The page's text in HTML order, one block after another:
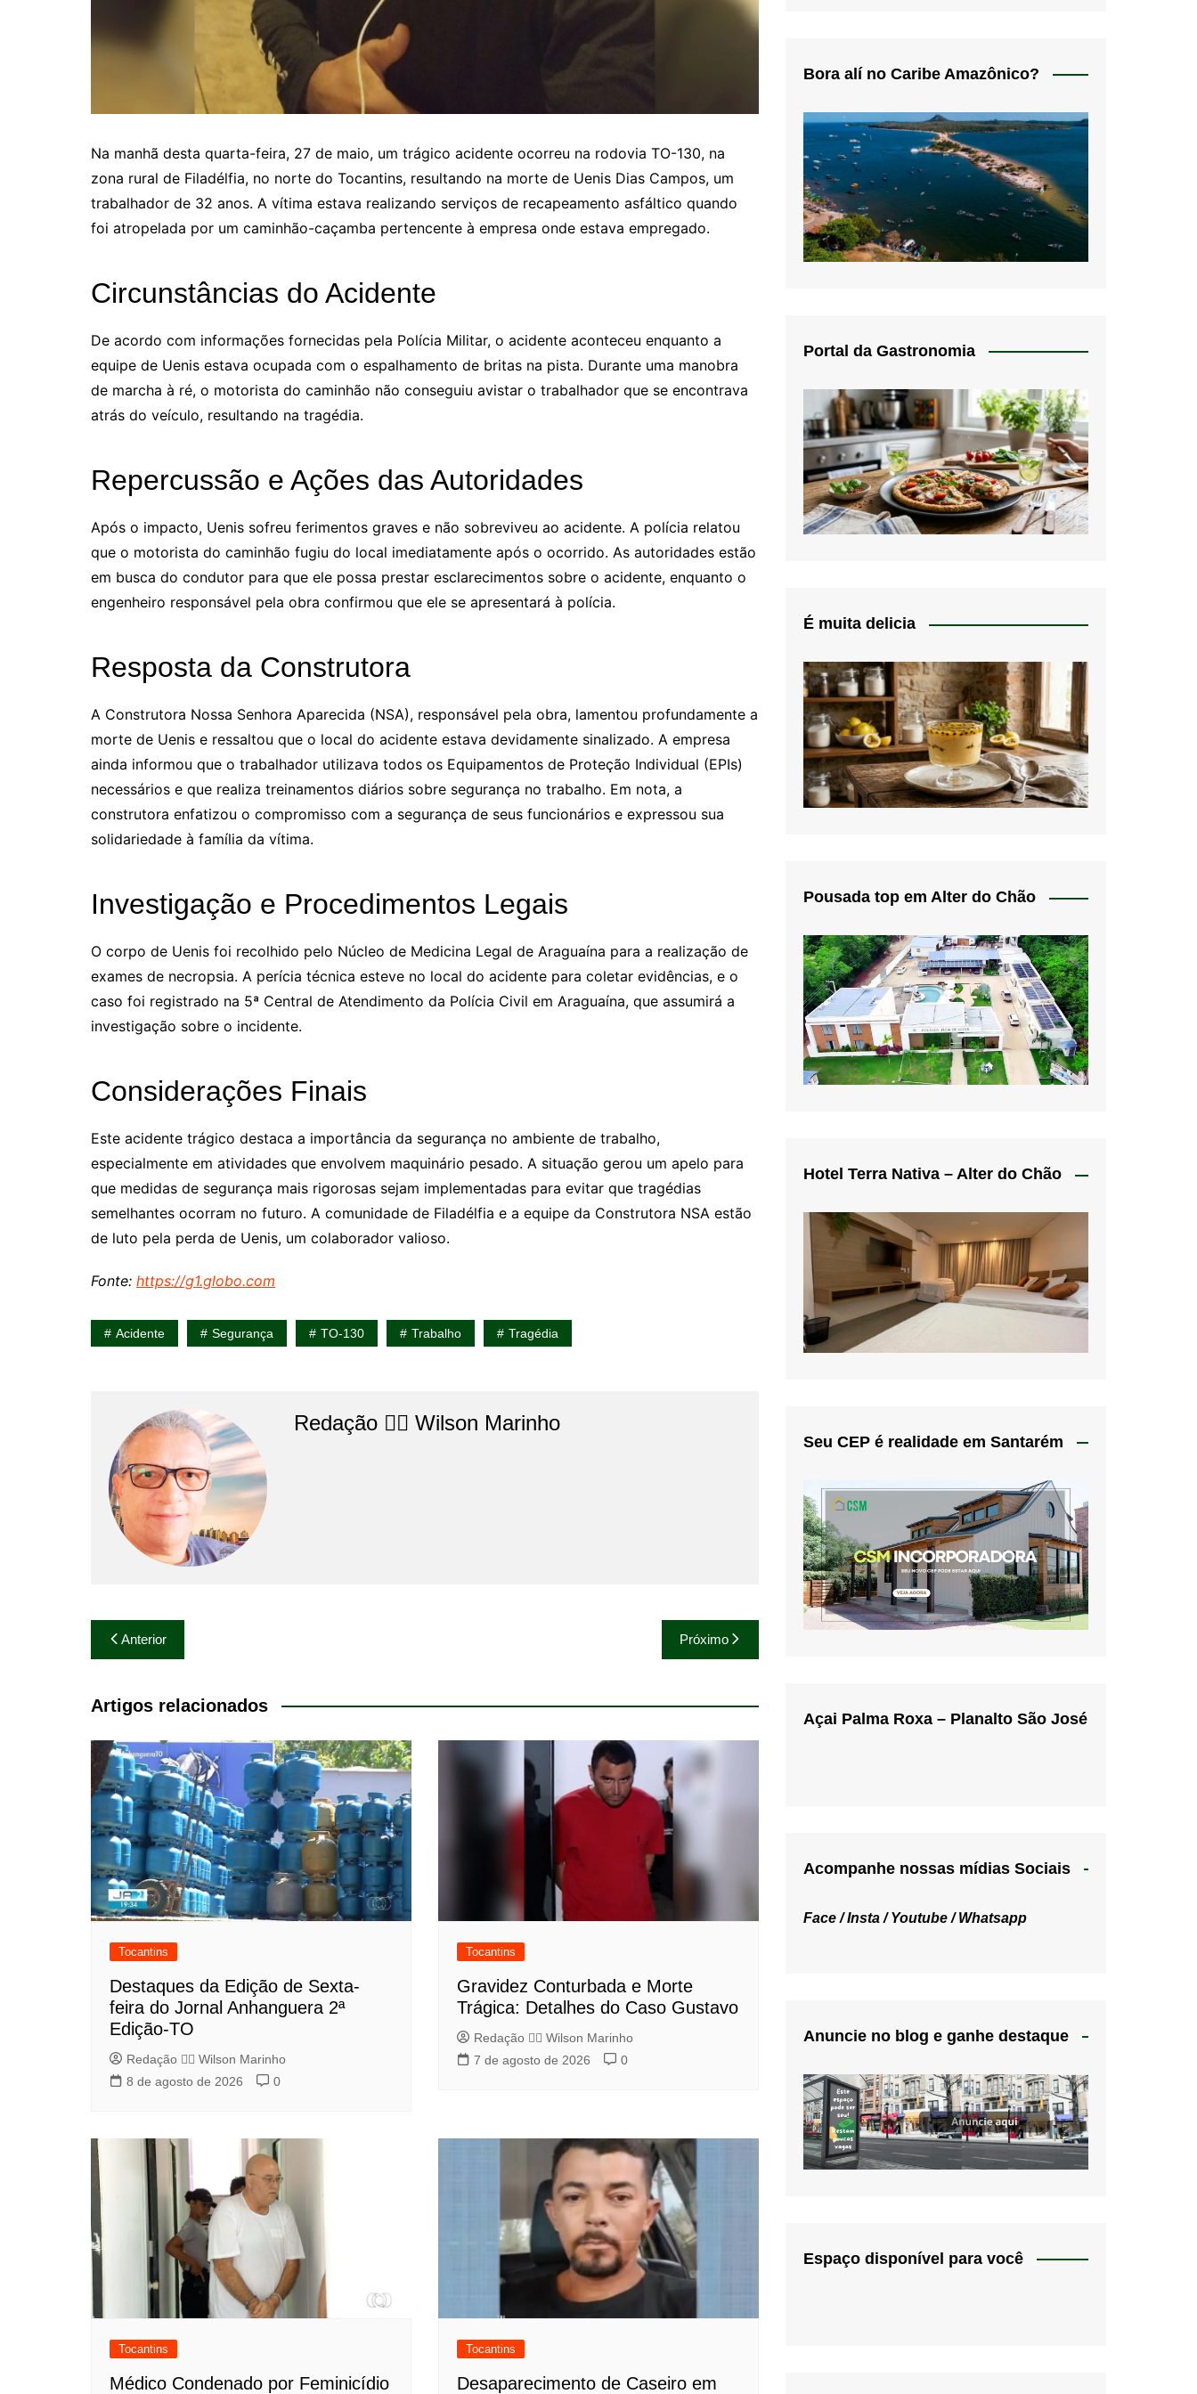
Na manhã desta quarta-feira, 27 de maio, um trágico acidente ocorreu na rodovia TO-130, na
zona rural de Filadélfia, no norte do Tocantins, resultando na morte de Uenis Dias Campos, um
trabalhador de 32 anos. A vítima estava realizando serviços de recapeamento asfáltico quando
foi atropelada por um caminhão-caçamba pertencente à empresa onde estava empregado.
Circunstâncias do Acidente
De acordo com informações fornecidas pela Polícia Militar, o acidente aconteceu enquanto a
equipe de Uenis estava ocupada com o espalhamento de britas na pista. Durante uma manobra
de marcha à ré, o motorista do caminhão não conseguiu avistar o trabalhador que se encontrava
atrás do veículo, resultando na tragédia.
Repercussão e Ações das Autoridades
Após o impacto, Uenis sofreu ferimentos graves e não sobreviveu ao acidente. A polícia relatou
que o motorista do caminhão fugiu do local imediatamente após o ocorrido. As autoridades estão
em busca do condutor para que ele possa prestar esclarecimentos sobre o acidente, enquanto o
engenheiro responsável pela obra confirmou que ele se apresentará à polícia.
Resposta da Construtora
A Construtora Nossa Senhora Aparecida (NSA), responsável pela obra, lamentou profundamente a
morte de Uenis e ressaltou que o local do acidente estava devidamente sinalizado. A empresa
ainda informou que o trabalhador utilizava todos os Equipamentos de Proteção Individual (EPIs)
necessários e que realiza treinamentos diários sobre segurança no trabalho. Em nota, a
construtora enfatizou o compromisso com a segurança de seus funcionários e expressou sua
solidariedade à família da vítima.
Investigação e Procedimentos Legais
O corpo de Uenis foi recolhido pelo Núcleo de Medicina Legal de Araguaína para a realização de
exames de necropsia. A perícia técnica esteve no local do acidente para coletar evidências, e o
caso foi registrado na 5ª Central de Atendimento da Polícia Civil em Araguaína, que assumirá a
investigação sobre o incidente.
Considerações Finais
Este acidente trágico destaca a importância da segurança no ambiente de trabalho,
especialmente em atividades que envolvem maquinário pesado. A situação gerou um apelo para
que medidas de segurança mais rigorosas sejam implementadas para evitar que tragédias
semelhantes ocorram no futuro. A comunidade de Filadélfia e a equipe da Construtora NSA estão
de luto pela perda de Uenis, um colaborador valioso.
Fonte: https://g1.globo.com
Acidente Segurança TO-130 Trabalho Tragédia
Redação 👨‍⚖️​ Wilson Marinho
Navegação
de
Post
Anterior Próximo
Artigos relacionados
Tocantins
Destaques da Edição de Sexta-
feira do Jornal Anhanguera 2ª
Edição-TO
Redação 👨‍⚖️​ Wilson Marinho
8 de agosto de 2026
0
Tocantins
Gravidez Conturbada e Morte
Trágica: Detalhes do Caso Gustavo
Redação 👨‍⚖️​ Wilson Marinho
7 de agosto de 2026
0
Tocantins
Médico Condenado por Feminicídio
Tocantins
Desaparecimento de Caseiro em
Bora alí no Caribe Amazônico?
Portal da Gastronomia
É muita delicia
Pousada top em Alter do Chão
Hotel Terra Nativa – Alter do Chão
Seu CEP é realidade em Santarém
Açai Palma Roxa – Planalto São José
Acompanhe nossas mídias Sociais
Face /Insta /Youtube /Whatsapp
Anuncie no blog e ganhe destaque
Espaço disponível para você